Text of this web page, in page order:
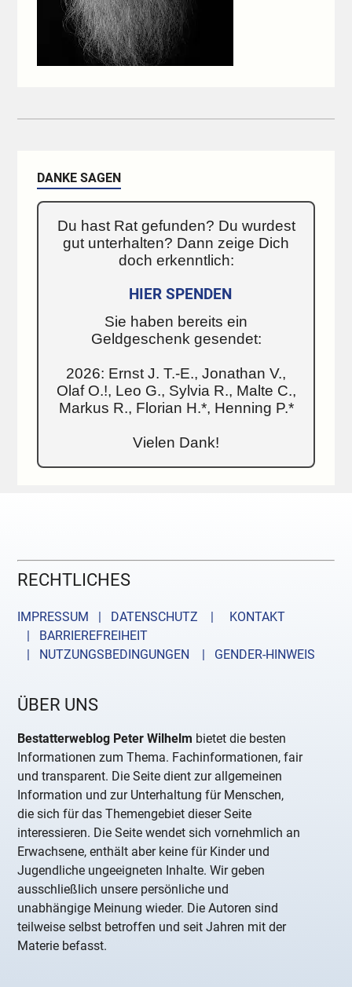
DANKE SAGEN
Du hast Rat gefunden? Du wurdest
gut unterhalten? Dann zeige Dich
doch erkenntlich:
HIER SPENDEN
Sie haben bereits ein
Geldgeschenk gesendet:
2026: Ernst J. T.-E., Jonathan V.,
Olaf O.!, Leo G., Sylvia R., Malte C.,
Markus R., Florian H.*, Henning P.*
Vielen Dank!
RECHTLICHES
IMPRESSUM | DATENSCHUTZ |
KONTAKT
| BARRIEREFREIHEIT
| NUTZUNGSBEDINGUNGEN
| GENDER-HINWEIS
ÜBER UNS
Bestatterweblog Peter Wilhelm bietet die besten
Informationen zum Thema. Fachinformationen, fair
und transparent. Die Seite dient zur allgemeinen
Information und zur Unterhaltung für Menschen,
die sich für das Themengebiet dieser Seite
interessieren. Die Seite wendet sich vornehmlich an
Erwachsene, enthält aber keine für Kinder und
Jugendliche ungeeigneten Inhalte. Wir geben
ausschließlich unsere persönliche und
unabhängige Meinung wieder. Die Autoren sind
teilweise selbst betroffen und seit Jahren mit der
Materie befasst.